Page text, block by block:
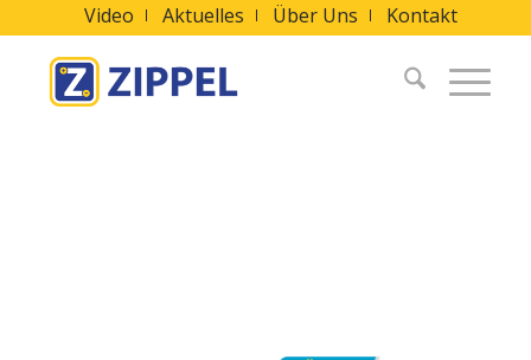
Video Aktuelles Über Uns Kontakt